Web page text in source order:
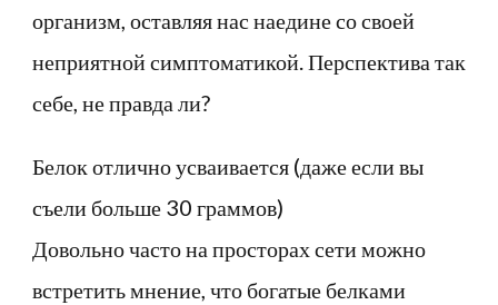
организм, оставляя нас наедине со своей
неприятной симптоматикой. Перспектива так
себе, не правда ли?
Белок отлично усваивается (даже если вы
съели больше 30 граммов)
Довольно часто на просторах сети можно
встретить мнение, что богатые белками